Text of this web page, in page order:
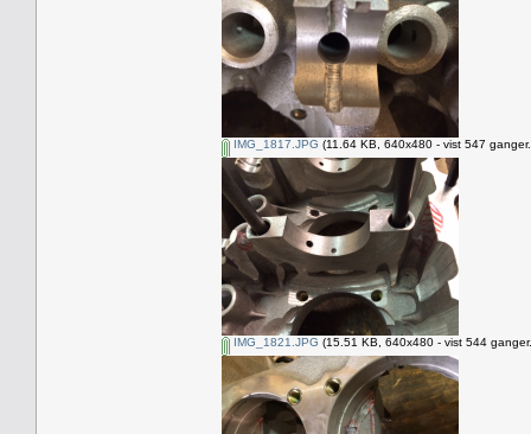
IMG_1817.JPG (11.64 KB, 640x480 - vist 547
IMG_1821.JPG (15.51 KB, 640x480 - vist 544